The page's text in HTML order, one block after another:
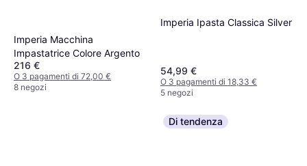
Imperia Macchina
Impastatrice Colore Argento
216 €
O 3 pagamenti di 72,00 €
8 negozi
Imperia Ipasta Classica Silver
54,99 €
O 3 pagamenti di 18,33 €
5 negozi
Di tendenza